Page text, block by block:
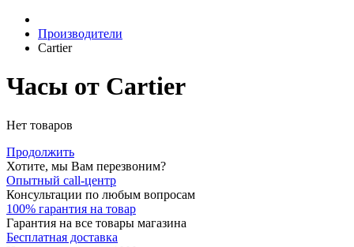
Производители
Cartier
Часы от Cartier
Нет товаров
Продолжить
Хотите, мы Вам перезвоним?
Опытный call-центр
Консультации по любым вопросам
100% гарантия на товар
Гарантия на все товары магазина
Бесплатная доставка